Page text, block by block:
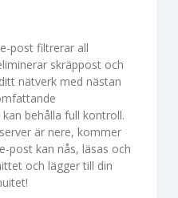
post filtrerar all
skräppost och
nätverk med nästan
behålla full kontroll.
är nere, kommer
post kan nås, läsas och
och lägger till din